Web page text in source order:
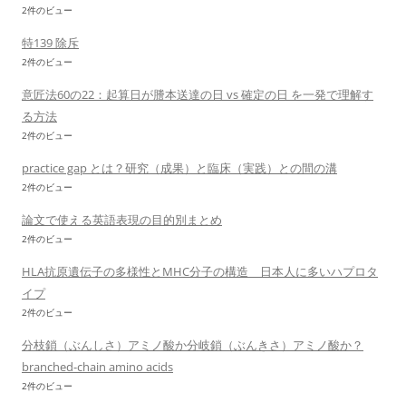
2件のビュー
特139 除斥
2件のビュー
意匠法60の22：起算日が謄本送達の日 vs 確定の日 を一発で理解す
る方法
2件のビュー
practice gap とは？研究（成果）と臨床（実践）との間の溝
2件のビュー
論文で使える英語表現の目的別まとめ
2件のビュー
HLA抗原遺伝子の多様性とMHC分子の構造 日本人に多いハプロタ
イプ
2件のビュー
分枝鎖（ぶんしさ）アミノ酸か分岐鎖（ぶんきさ）アミノ酸か？
branched-chain amino acids
2件のビュー